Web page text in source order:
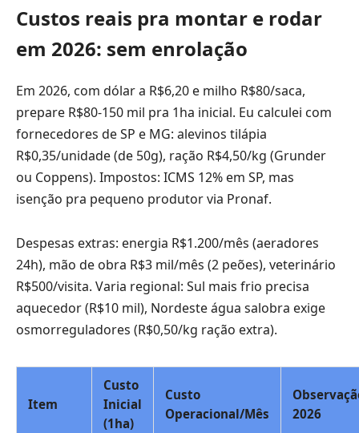
Custos reais pra montar e rodar
em 2026: sem enrolação
Em 2026, com dólar a R$6,20 e milho R$80/saca,
prepare R$80-150 mil pra 1ha inicial. Eu calculei com
fornecedores de SP e MG: alevinos tilápia
R$0,35/unidade (de 50g), ração R$4,50/kg (Grunder
ou Coppens). Impostos: ICMS 12% em SP, mas
isenção pra pequeno produtor via Pronaf.
Despesas extras: energia R$1.200/mês (aeradores
24h), mão de obra R$3 mil/mês (2 peões), veterinário
R$500/visita. Varia regional: Sul mais frio precisa
aquecedor (R$10 mil), Nordeste água salobra exige
osmorreguladores (R$0,50/kg ração extra).
Item
Custo
Inicial
(1ha)
Custo
Operacional/Mês
2026